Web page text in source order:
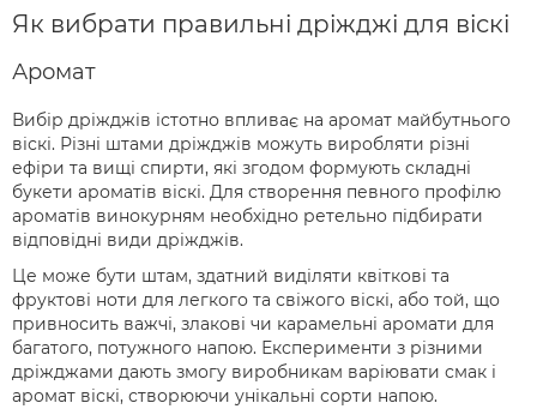
Як вибрати правильні дріжджі для віскі
Аромат
Вибір дріжджів істотно впливає на аромат майбутнього
віскі. Різні штами дріжджів можуть виробляти різні
ефіри та вищі спирти, які згодом формують складні
букети ароматів віскі. Для створення певного профілю
ароматів винокурням необхідно ретельно підбирати
відповідні види дріжджів.
Це може бути штам, здатний виділяти квіткові та
фруктові ноти для легкого та свіжого віскі, або той, що
привносить важчі, злакові чи карамельні аромати для
багатого, потужного напою. Експерименти з різними
дріжджами дають змогу виробникам варіювати смак і
аромат віскі, створюючи унікальні сорти напою.